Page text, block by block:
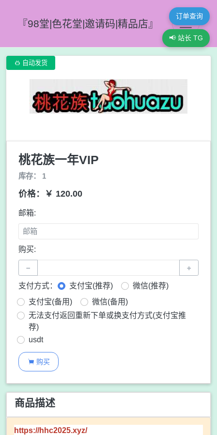
『98堂|色花堂|邀请码|精品店』
订单查询
📢 站长 TG
 自动发货
桃花族一年VIP
库存： 1
价格：￥ 120.00
邮箱:
购买:
− +
支付方式： 支付宝(推荐)
微信(推荐)
支付宝(备用)
微信(备用)
无法支付返回重新下单或换支付方式(支付宝推
荐)
usdt
 购买
商品描述
https://hhc2025.xyz/